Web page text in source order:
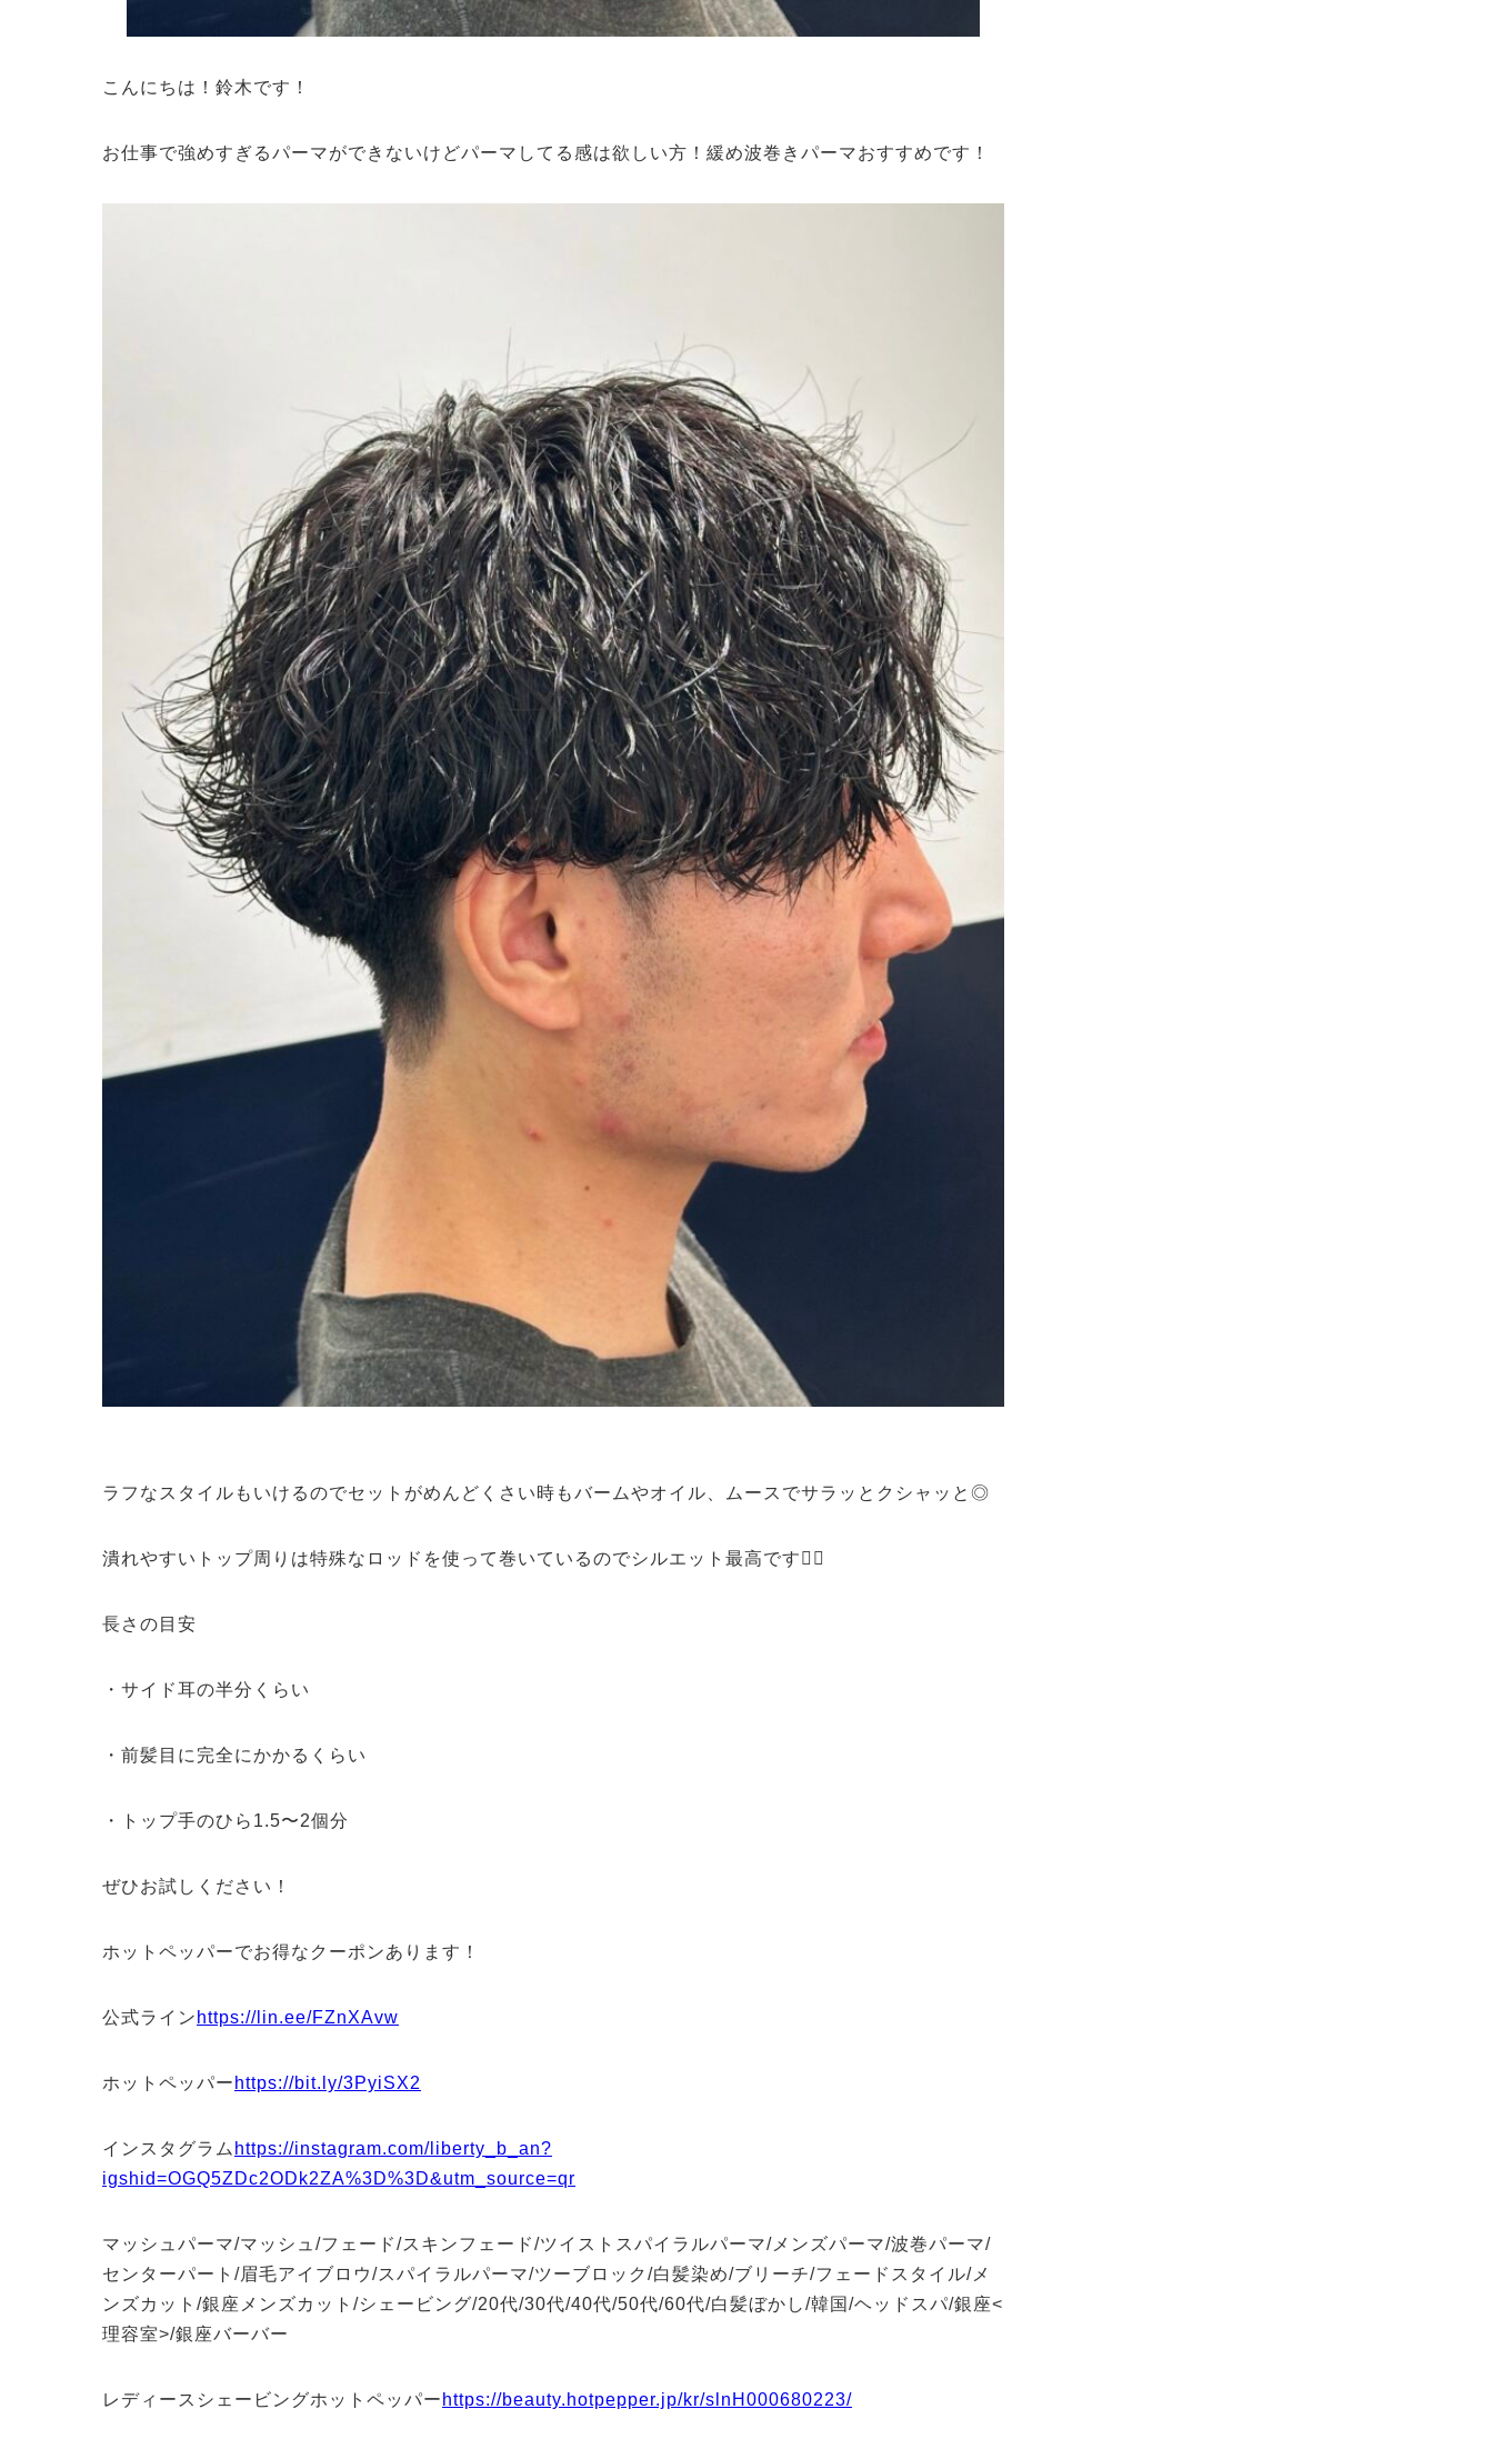
こんにちは！鈴木です！
お仕事で強めすぎるパーマができないけどパーマしてる感は欲しい方！緩め波巻きパーマおすすめです！
ラフなスタイルもいけるのでセットがめんどくさい時もバームやオイル、ムースでサラッとクシャッと◎
潰れやすいトップ周りは特殊なロッドを使って巻いているのでシルエット最高です
長さの目安
・サイド耳の半分くらい
・前髪目に完全にかかるくらい
・トップ手のひら1.5〜2個分
ぜひお試しください！
ホットペッパーでお得なクーポンあります！
公式ライン https://lin.ee/FZnXAvw
ホットペッパー https://bit.ly/3PyiSX2
インスタグラム https://instagram.com/liberty_b_an?
igshid=OGQ5ZDc2ODk2ZA%3D%3D&utm_source=qr
マッシュパーマ/マッシュ/フェード/スキンフェード/ツイストスパイラルパーマ/メンズパーマ/波巻パーマ/
センターパート/眉毛アイブロウ/スパイラルパーマ/ツーブロック/白髪染め/ブリーチ/フェードスタイル/メ
ンズカット/銀座メンズカット/シェービング/20代/30代/40代/50代/60代/白髪ぼかし/韓国/ヘッドスパ/銀座<
理容室>/銀座バーバー
レディースシェービングホットペッパー https://beauty.hotpepper.jp/kr/slnH000680223/